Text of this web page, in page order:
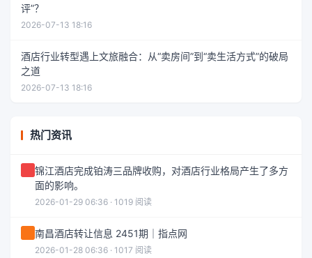
评”？
2026-07-13 18:16
酒店行业转型遇上文旅融合：从“卖房间”到“卖生活方式”的破局
之道
2026-07-13 18:16
热门资讯
锦江酒店完成铂涛三品牌收购，对酒店行业格局产生了多方
面的影响。
2026-01-29 06:36 · 1019 阅读
南昌酒店转让信息 2451期｜指点网
2026-01-28 06:36 · 1017 阅读